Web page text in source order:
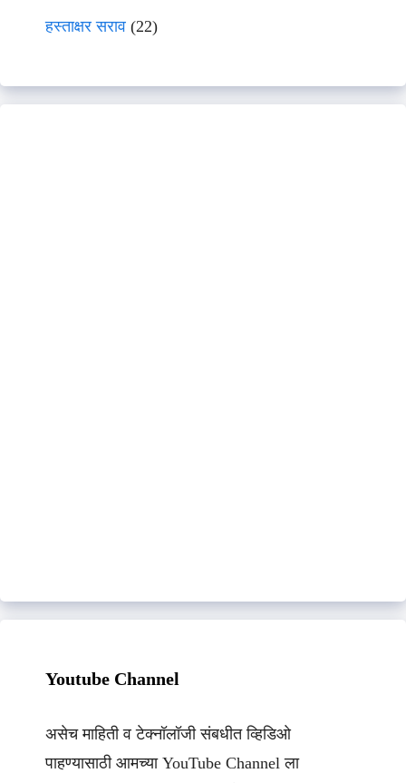
हस्ताक्षर सराव (22)
Youtube Channel
असेच माहिती व टेक्नॉलॉजी संबधीत व्हिडिओ
पाहण्यासाठी आमच्या YouTube Channel ला